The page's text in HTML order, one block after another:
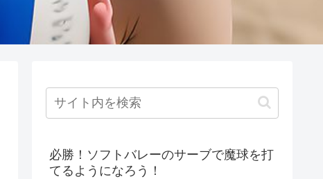
必勝！ソフトバレーのサーブで魔球を打
てるようになろう！